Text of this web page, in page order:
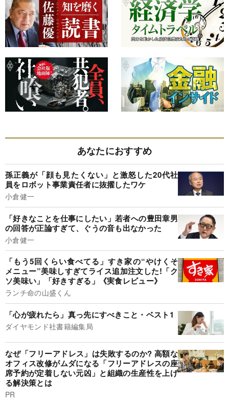
あなたにおすすめ
孫正義が「顔も見たくない」と激怒した20代社
員をロボット事業責任者に抜擢したワケ
小倉健一
「好きなことを仕事にしたい」若者への豊田章男
の回答が正論すぎて、ぐうの音も出なかった
小倉健一
「もう5回くらい食べてる」すき家の“やけくそ
メニュー”美味しすぎてライス追加注文した!「ク
ソ美味い」「好きすぎる」《実食レビュー》
ランチ命の山盛くん
「心が疲れたら」真っ先にすべきこと・ベスト1
ダイヤモンド社書籍編集局
なぜ「フリーアドレス」は失敗するのか? 高額な
オフィス改修がムダになる「フリーアドレスの座
席予約が定着しない元凶」と組織の生産性を上げ
る解決策とは
PR